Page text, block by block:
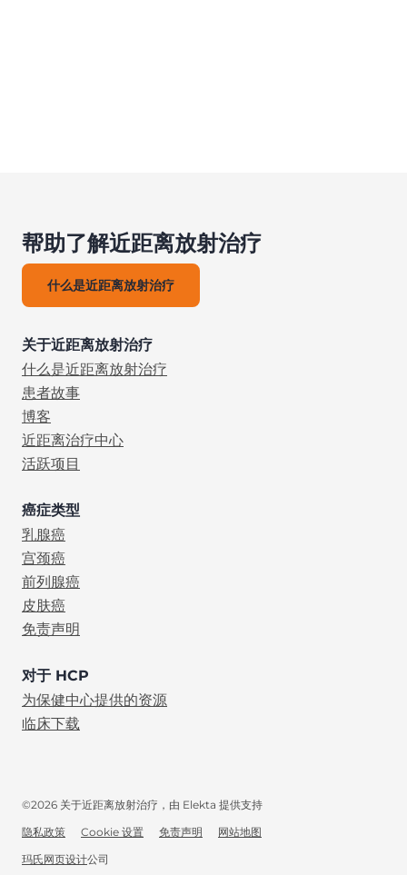
ZH-HANS
帮助了解近距离放射治疗
什么是近距离放射治疗
关于近距离放射治疗
什么是近距离放射治疗
患者故事
博客
近距离治疗中心
活跃项目
癌症类型
乳腺癌
宫颈癌
前列腺癌
皮肤癌
免责声明
对于 HCP
为保健中心提供的资源
临床下载
©2026 关于近距离放射治疗，由 Elekta 提供支持
隐私政策
Cookie 设置 免责声明
网站地图
玛氏(opens in new tab)
网页设计公司